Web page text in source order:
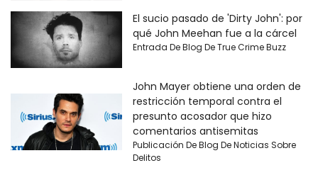
El sucio pasado de 'Dirty John': por
qué John Meehan fue a la cárcel
Entrada De Blog De True Crime Buzz
John Mayer obtiene una orden de
restricción temporal contra el
presunto acosador que hizo
comentarios antisemitas
Publicación De Blog De Noticias Sobre
Delitos